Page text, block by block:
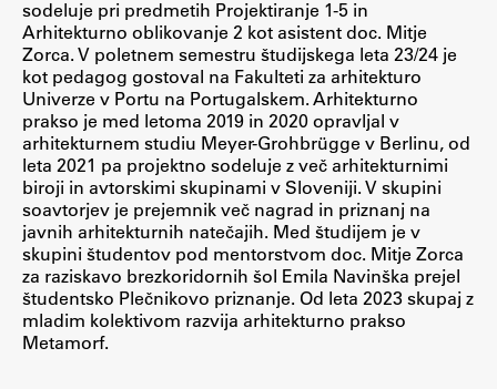
Raziskovalni projekti
Dosežki
Inštituti
Svetlobni LAB
Delo
Seminarji
sodeluje pri predmetih Projektiranje 1-5 in
Arhitekturno oblikovanje 2 kot asistent doc. Mitje
Zorca. V poletnem semestru študijskega leta 23/24 je
kot pedagog gostoval na Fakulteti za arhitekturo
Univerze v Portu na Portugalskem. Arhitekturno
prakso je med letoma 2019 in 2020 opravljal v
arhitekturnem studiu Meyer-Grohbrügge v Berlinu, od
leta 2021 pa projektno sodeluje z več arhitekturnimi
biroji in avtorskimi skupinami v Sloveniji. V skupini
soavtorjev je prejemnik več nagrad in priznanj na
javnih arhitekturnih natečajih. Med študijem je v
skupini študentov pod mentorstvom doc. Mitje Zorca
za raziskavo brezkoridornih šol Emila Navinška prejel
študentsko Plečnikovo priznanje. Od leta 2023 skupaj z
mladim kolektivom razvija arhitekturno prakso
Metamorf.